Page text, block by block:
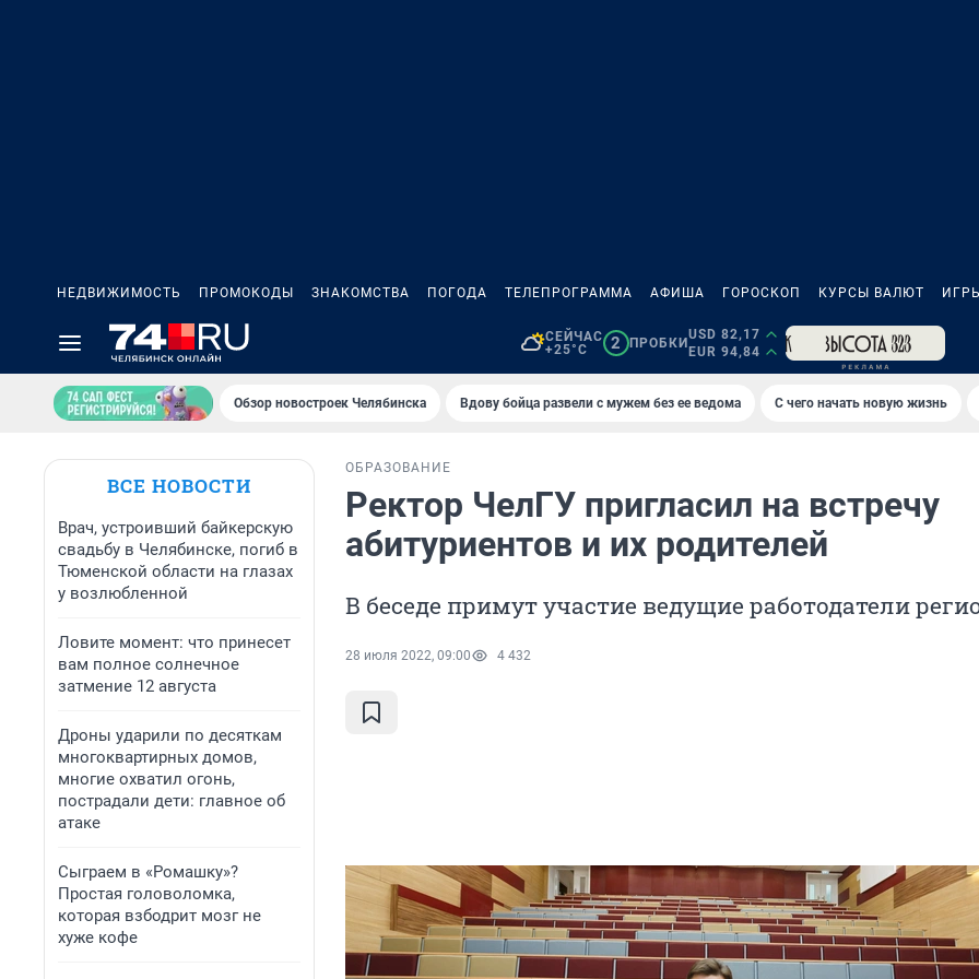
НЕДВИЖИМОСТЬ ПРОМОКОДЫ ЗНАКОМСТВА ПОГОДА ТЕЛЕПРОГРАММА АФИША ГОРОСКОП КУРСЫ ВАЛЮТ
СЕЙЧАС
+25°C
2 ПРОБКИ
USD 82,17
EUR 94,84
Обзор новостроек Челябинска Вдову бойца развели с мужем без ее ведома С чего начать новую жизнь
ВСЕ НОВОСТИ
Врач, устроивший байкерскую
свадьбу в Челябинске, погиб в
Тюменской области на глазах
у возлюбленной
Ловите момент: что принесет
вам полное солнечное
затмение 12 августа
Дроны ударили по десяткам
многоквартирных домов,
многие охватил огонь,
пострадали дети: главное об
атаке
Сыграем в «Ромашку»?
Простая головоломка,
которая взбодрит мозг не
хуже кофе
ОБРАЗОВАНИЕ
Ректор ЧелГУ пригласил на встречу
абитуриентов и их родителей
В беседе примут участие ведущие работодатели
28 июля 2022, 09:00 4 432